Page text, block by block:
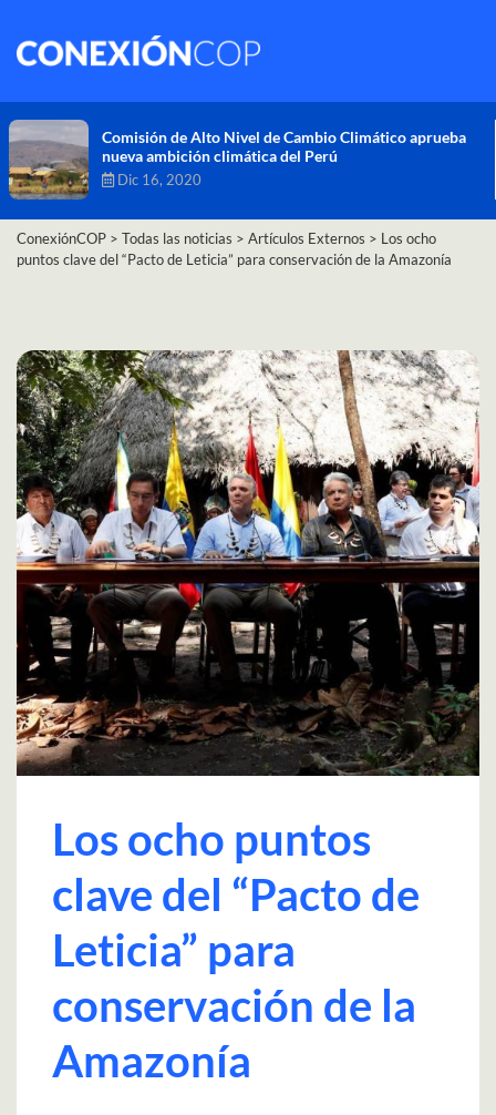
Comisión de Alto Nivel de Cambio Climático aprueba
nueva ambición climática del Perú
Dic 16, 2020
ConexiónCOP > Todas las noticias > Artículos Externos > Los ocho
puntos clave del “Pacto de Leticia” para conservación de la Amazonía
Los ocho puntos
clave del “Pacto de
Leticia” para
conservación de la
Amazonía